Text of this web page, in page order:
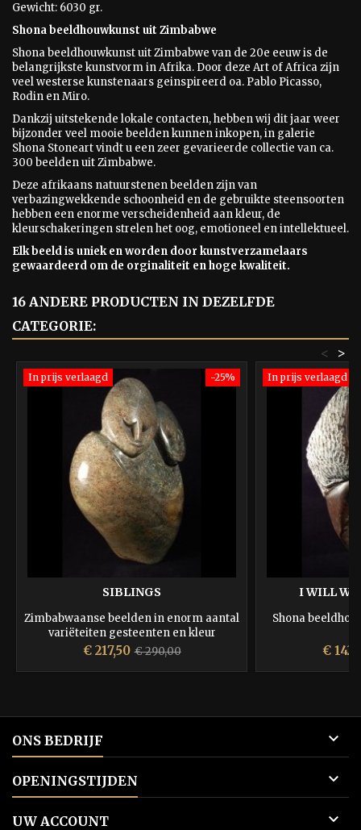
Gewicht: 6030 gr.
Shona beeldhouwkunst uit Zimbabwe
Shona beeldhouwkunst uit Zimbabwe van de 20e eeuw is de
belangrijkste kunstvorm in Afrika. Door deze Art of Africa zijn
veel westerse kunstenaars geinspireerd oa. Pablo Picasso,
Rodin en Miro.
Dankzij uitstekende lokale contacten, hebben wij dit jaar weer
bijzonder veel mooie beelden kunnen inkopen, in galerie
Shona Stoneart vindt u een zeer gevarieerde collectie van ca.
300 beelden uit Zimbabwe.
Deze afrikaans natuurstenen beelden zijn van
verbazingwekkende schoonheid en de gebruikte steensoorten
hebben een enorme verscheidenheid aan kleur, de
kleurschakeringen strelen het oog, emotioneel en intellektueel.
Elk beeld is uniek en worden door kunstverzamelaars
gewaardeerd om de orginaliteit en hoge kwaliteit.
16 ANDERE PRODUCTEN IN DEZELFDE
CATEGORIE:
>
<
-25%
In prijs verlaagd
SIBLINGS
Zimbabwaanse beelden in enorm aantal
variëteiten gesteenten en kleur
Prijs
€ 217,50 Normale
prijs
€ 290,00
In prijs verlaagd
I WILL
Shona
Prijs
€
ONS BEDRIJF 
OPENINGSTIJDEN 
UW ACCOUNT 